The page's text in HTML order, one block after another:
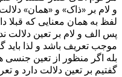
و لام بر «ذاک» و «همان»
لفظ به همان معنایی که قبلا
پس الف و لام بر تعین دلالت
موجب تعریف باشد و لذا
بله اگر منظور از تعین
گفتیم بر تعین دلالت دارد و